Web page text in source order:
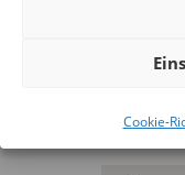
Cookie-